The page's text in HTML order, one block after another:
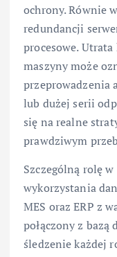
ochrony. Równie
redundancji
procesowe.
maszyny może
przeprowadzenia
lub dużej serii
się na realne
prawdziwym
Szczególną rolę
wykorzystania
MES oraz ERP z
połączony z
śledzenie każdej